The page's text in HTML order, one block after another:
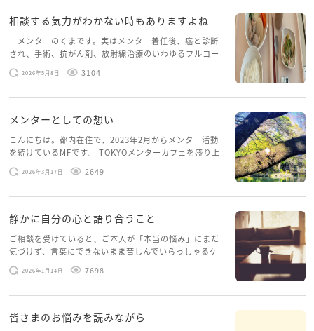
相談する気力がわかない時もありますよね
メンターのくまです。実はメンター着任後、癌と診断
され、手術、抗がん剤、放射線治療のいわゆるフルコー
スを体験していて、しばらくメンターカフェに来られて
いませんでした。体力だけでなく、気力も落ちパソコン
2026年5月8日 3104
メンターとしての想い
こんにちは。都内在住で、2023年2月からメンター活動
を続けているMFです。 TOKYOメンターカフェを盛り上
げたいという想いから、勇気を出して初めてブログを投
稿してみようと思います。少し自分のことを書いてみま
2026年3月17日 2649
静かに自分の心と語り合うこと
ご相談を受けていると、ご本人が「本当の悩み」にまだ
気づけず、言葉にできないまま苦しんでいらっしゃるケ
ースがありますお悩みというのは、心の深いところ（深
層心理）に触れることで、まったく違う角度から解決の
2026年1月14日 7698
皆さまのお悩みを読みながら